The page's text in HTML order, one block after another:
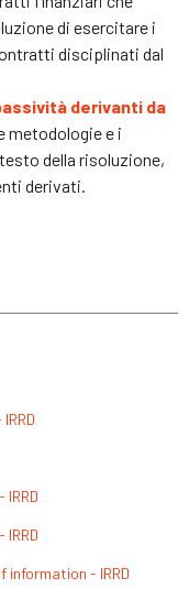
di esercitare i
disciplinati dal
derivanti da
metodologie e i
della risoluzione,
derivati.
information - IRRD